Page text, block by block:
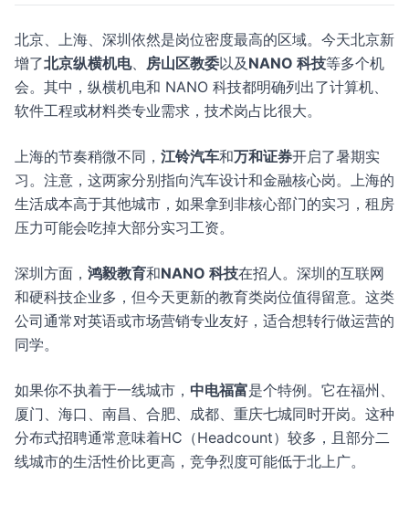
北京、上海、深圳依然是岗位密度最高的区域。今天北京新
增了北京纵横机电、 房山区教委以及 NANO 科技等多个机
会。其中，纵横机电和 NANO 科技都明确列出了计算机、
软件工程或材料类专业需求，技术岗占比很大。
上海的节奏稍微不同， 江铃汽车和万和证券开启了暑期实
习。注意，这两家分别指向汽车设计和金融核心岗。上海的
生活成本高于其他城市，如果拿到非核心部门的实习，租房
压力可能会吃掉大部分实习工资。
深圳方面， 鸿毅教育和NANO 科技在招人。深圳的互联网
和硬科技企业多，但今天更新的教育类岗位值得留意。这类
公司通常对英语或市场营销专业友好，适合想转行做运营的
同学。
如果你不执着于一线城市， 中电福富是个特例。它在福州、
厦门、海口、南昌、合肥、成都、重庆七城同时开岗。这种
分布式招聘通常意味着HC（Headcount）较多，且部分二
线城市的生活性价比更高，竞争烈度可能低于北上广。